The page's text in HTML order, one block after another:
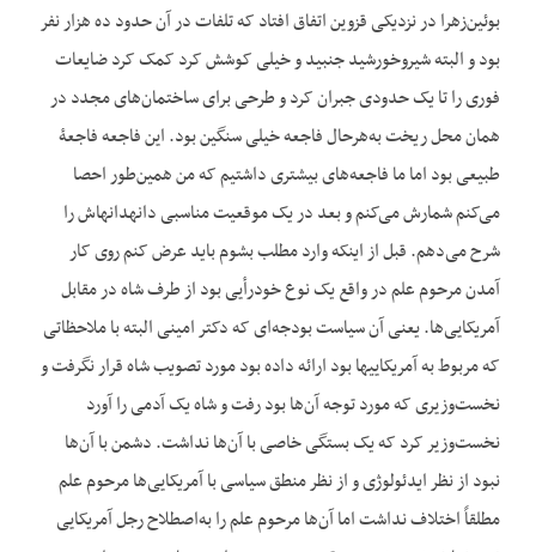
بوئین‌زهرا در نزدیکی قزوین اتفاق افتاد که تلفات در آن حدود ده هزار نفر
بود و البته شیروخورشید جنبید و خیلی کوشش کرد کمک کرد ضایعات
فوری را تا یک حدودی جبران کرد و طرحی برای ساختمان‌های مجدد در
همان محل ریخت به‌هرحال فاجعه خیلی سنگین بود. این فاجعه فاجعۀ
طبیعی بود اما ما فاجعه‌های بیشتری داشتیم که من همین‌طور احصا
می‌کنم شمارش می‌کنم و بعد در یک موقعیت مناسبی دانه‏دانه‏اش را
شرح می‌دهم. قبل از این‏که وارد مطلب بشوم باید عرض کنم روی کار
آمدن مرحوم علم در واقع یک نوع خودرأیی بود از طرف شاه در مقابل
آمریکایی‌ها. یعنی آن سیاست بودجه‌ای که دکتر امینی البته با ملاحظاتی
که مربوط به آمریکایی‏ها بود ارائه داده بود مورد تصویب شاه قرار نگرفت و
نخست‌وزیری که مورد توجه آن‌ها بود رفت و شاه یک آدمی را آورد
نخست‌وزیر کرد که یک بستگی خاصی با آن‌ها نداشت. دشمن با آن‌ها
نبود از نظر ایدئولوژی و از نظر منطق سیاسی با آمریکایی‌ها مرحوم علم
مطلقاً اختلاف نداشت اما آن‌ها مرحوم علم را به‌اصطلاح رجل آمریکایی